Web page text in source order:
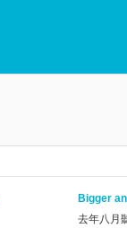
Bigger
去年八月